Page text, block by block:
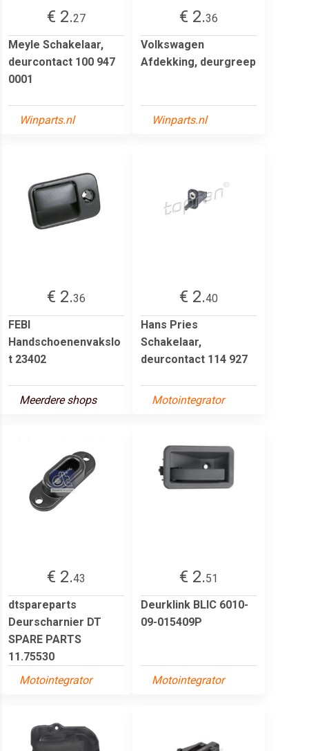
€ 2.27
Meyle Schakelaar,
deurcontact 100 947
0001
Winparts.nl
€ 2.36
Volkswagen
Afdekking, deurgreep
Winparts.nl
€ 2.36
FEBI
Handschoenenvakslo
t 23402
Meerdere shops
€ 2.40
Hans Pries
Schakelaar,
deurcontact 114 927
Motointegrator
€ 2.43
dtspareparts
Deurscharnier DT
SPARE PARTS
11.75530
Motointegrator
€ 2.51
Deurklink BLIC 6010-
09-015409P
Motointegrator